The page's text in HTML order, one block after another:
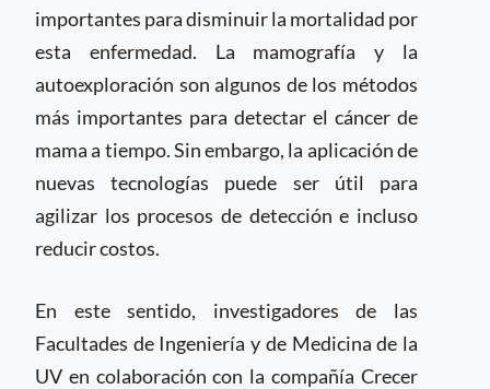
importantes para disminuir la mortalidad por
esta enfermedad. La mamografía y la
autoexploración son algunos de los métodos
más importantes para detectar el cáncer de
mama a tiempo. Sin embargo, la aplicación de
nuevas tecnologías puede ser útil para
agilizar los procesos de detección e incluso
reducir costos.
En este sentido, investigadores de las
Facultades de Ingeniería y de Medicina de la
UV en colaboración con la compañía Crecer